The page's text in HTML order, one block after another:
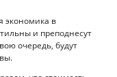
экономика в
и преподнесут
очередь, будут